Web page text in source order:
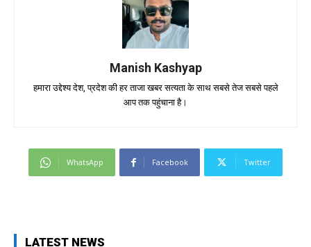
Manish Kashyap
हमारा उद्देश्य देश, प्रदेश की हर ताजा खबर सत्यता के साथ सबसे तेज सबसे पहले
आप तक पहुंचाना है।
WhatsApp Facebook Twitter
LATEST NEWS